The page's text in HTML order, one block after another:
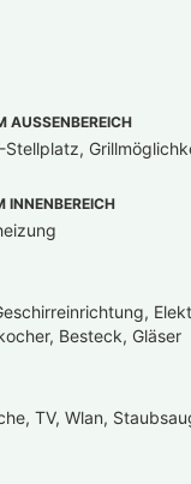
Stellplatz,
INNENBEREICH
Besteck, Gläser
TV, Wlan,